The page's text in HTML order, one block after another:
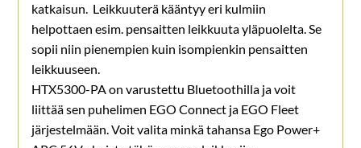
katkaisun. Leikkuuterä kääntyy eri kulmiin
helpottaen esim. pensaitten leikkuuta yläpuolelta. Se
sopii niin pienempien kuin isompienkin pensaitten
leikkuuseen.
HTX5300-PA on varustettu Bluetoothilla ja voit
liittää sen puhelimen EGO Connect ja EGO Fleet
järjestelmään. Voit valita minkä tahansa Ego Power+